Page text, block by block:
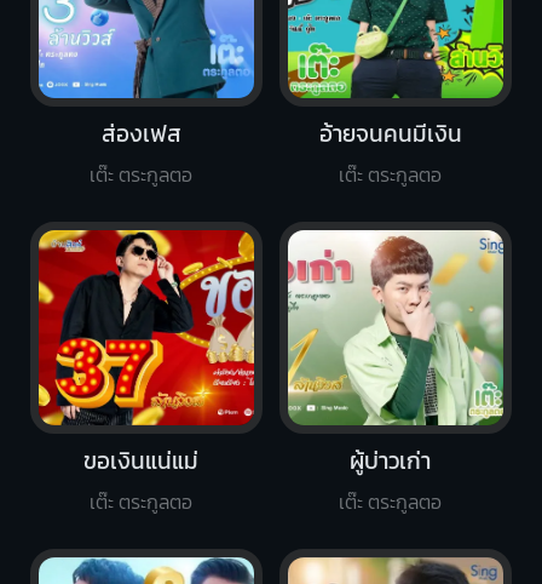
ผู้บ่าวเก่า
เต๊ะ ตระกูลตอ
ส่องเฟส
เต๊ะ ตระกูลตอ
อ้ายจนคนมีเงิน
เต๊ะ ตระกูลตอ
ขอเงินแน่แม่
เต๊ะ ตระกูลตอ